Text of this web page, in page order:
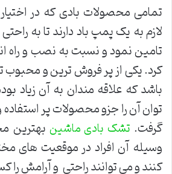
تمامی محصولات بادی که در اختیار
لازم به یک پمپ باد دارند تا به
تامین نمود و نسبت به نصب و راه
کرد. یکی از پر فروش ترین و
باشد که علاقه مندان به آن زیاد
توان آن را جزو محصولات پر استفاده
گرفت. تشک بادی ماشینبهترین
وسیله آن افراد در موقعیت های
کنند و می توانند راحتی و آرامش